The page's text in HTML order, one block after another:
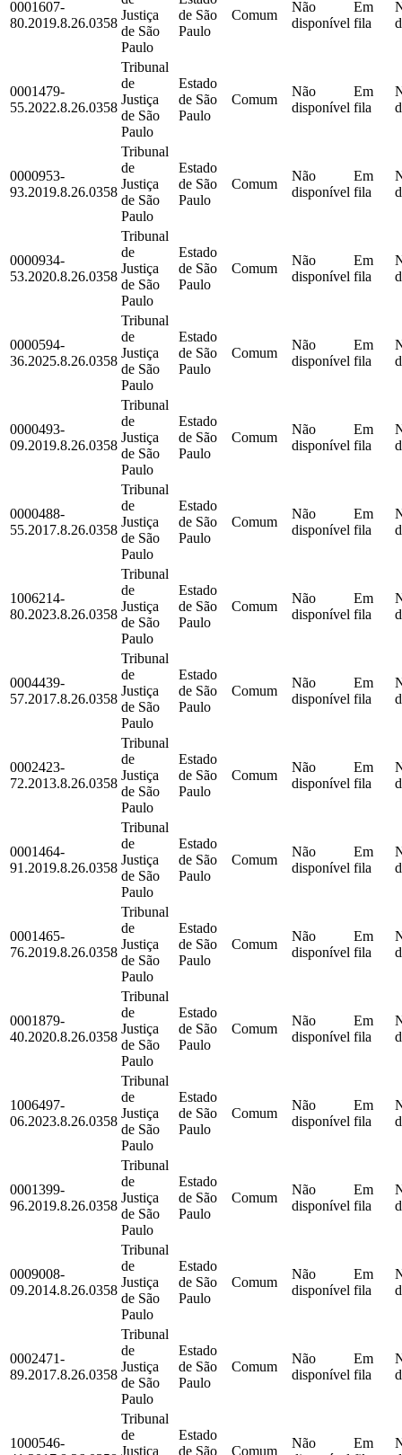
0001607-
80.2019.8.26.0358
Justiça
de São
Paulo
de São
Paulo
Comum
Não
disponível
Em
fila
0001479-
55.2022.8.26.0358
Tribunal
de
Justiça
de São
Paulo
Estado
de São
Paulo
Comum
Não
disponível
Em
fila
0000953-
93.2019.8.26.0358
Tribunal
de
Justiça
de São
Paulo
Estado
de São
Paulo
Comum
Não
disponível
Em
fila
0000934-
53.2020.8.26.0358
Tribunal
de
Justiça
de São
Paulo
Estado
de São
Paulo
Comum
Não
disponível
Em
fila
0000594-
36.2025.8.26.0358
Tribunal
de
Justiça
de São
Paulo
Estado
de São
Paulo
Comum
Não
disponível
Em
fila
0000493-
09.2019.8.26.0358
Tribunal
de
Justiça
de São
Paulo
Estado
de São
Paulo
Comum
Não
disponível
Em
fila
0000488-
55.2017.8.26.0358
Tribunal
de
Justiça
de São
Paulo
Estado
de São
Paulo
Comum
Não
disponível
Em
fila
1006214-
80.2023.8.26.0358
Tribunal
de
Justiça
de São
Paulo
Estado
de São
Paulo
Comum
Não
disponível
Em
fila
0004439-
57.2017.8.26.0358
Tribunal
de
Justiça
de São
Paulo
Estado
de São
Paulo
Comum
Não
disponível
Em
fila
0002423-
72.2013.8.26.0358
Tribunal
de
Justiça
de São
Paulo
Estado
de São
Paulo
Comum
Não
disponível
Em
fila
0001464-
91.2019.8.26.0358
Tribunal
de
Justiça
de São
Paulo
Estado
de São
Paulo
Comum
Não
disponível
Em
fila
0001465-
76.2019.8.26.0358
Tribunal
de
Justiça
de São
Paulo
Estado
de São
Paulo
Comum
Não
disponível
Em
fila
0001879-
40.2020.8.26.0358
Tribunal
de
Justiça
de São
Paulo
Estado
de São
Paulo
Comum
Não
disponível
Em
fila
1006497-
06.2023.8.26.0358
Tribunal
de
Justiça
de São
Paulo
Estado
de São
Paulo
Comum
Não
disponível
Em
fila
0001399-
96.2019.8.26.0358
Tribunal
de
Justiça
de São
Paulo
Estado
de São
Paulo
Comum
Não
disponível
Em
fila
0009008-
09.2014.8.26.0358
Tribunal
de
Justiça
de São
Paulo
Estado
de São
Paulo
Comum
Não
disponível
Em
fila
0002471-
89.2017.8.26.0358
Tribunal
de
Justiça
de São
Paulo
Estado
de São
Paulo
Comum
Não
disponível
Em
fila
1000546-
Tribunal
de
Justiça
Estado
de São
Comum
Não
Em